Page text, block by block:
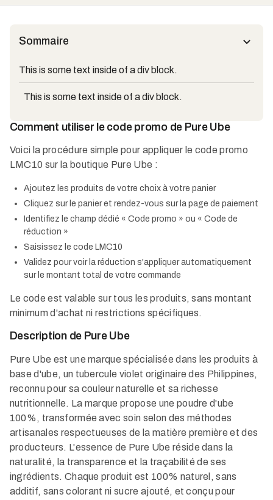
Sommaire
This is some text inside of a div block.
This is some text inside of a div block.
Comment utiliser le code promo de Pure Ube
Voici la procédure simple pour appliquer le code promo
LMC10 sur la boutique Pure Ube :
Ajoutez les produits de votre choix à votre panier​
Cliquez sur le panier et rendez-vous sur la page de paiement​
Identifiez le champ dédié « Code promo » ou « Code de
réduction »​
Saisissez le code LMC10​
Validez pour voir la réduction s'appliquer automatiquement
sur le montant total de votre commande​
Le code est valable sur tous les produits, sans montant
minimum d'achat ni restrictions spécifiques.​
Description de Pure Ube
Pure Ube est une marque spécialisée dans les produits à
base d'ube, un tubercule violet originaire des Philippines,
reconnu pour sa couleur naturelle et sa richesse
nutritionnelle. La marque propose une poudre d'ube
100%, transformée avec soin selon des méthodes
artisanales respectueuses de la matière première et des
producteurs. L'essence de Pure Ube réside dans la
naturalité, la transparence et la traçabilité de ses
ingrédients. Chaque produit est 100% naturel, sans
additif, sans colorant ni sucre ajouté, et conçu pour